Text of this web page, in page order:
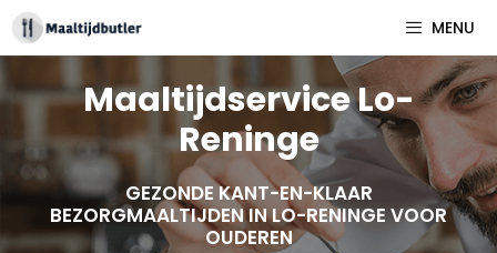
Spring
naar
inhoud
MENU
Maaltijdservice Lo-
Reninge
GEZONDE KANT-EN-KLAAR
BEZORGMAALTIJDEN IN LO-RENINGE VOOR
OUDEREN